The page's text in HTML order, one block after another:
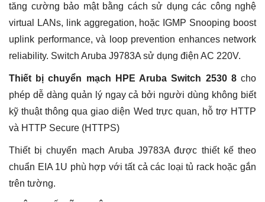
tăng cường bảo mật bằng cách sử dụng các công nghệ
virtual LANs, link aggregation, hoặc IGMP Snooping boost
uplink performance, và loop prevention enhances network
reliability. Switch Aruba J9783A​ sử dụng điện AC 220V.
Thiết bị chuyển mạch HPE Aruba Switch 2530 8cho
phép dễ dàng quản lý ngay cả bởi người dùng không biết
kỹ thuật thông qua giao diện Wed trực quan, hỗ trợ HTTP
và HTTP Secure (HTTPS)
Thiết bị chuyển mạch Aruba J9783A được thiết kế theo
chuẩn EIA 1U phù hợp với tất cả các loại tủ rack hoặc gắn
trên tường.